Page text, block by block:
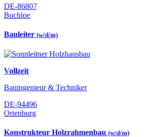
DE-86807
Buchloe
Bauleiter (w/d/m)
Vollzeit
Bauingenieur & Techniker
DE-94496
Ortenburg
Konstrukteur Holzrahmenbau (w/d/m)